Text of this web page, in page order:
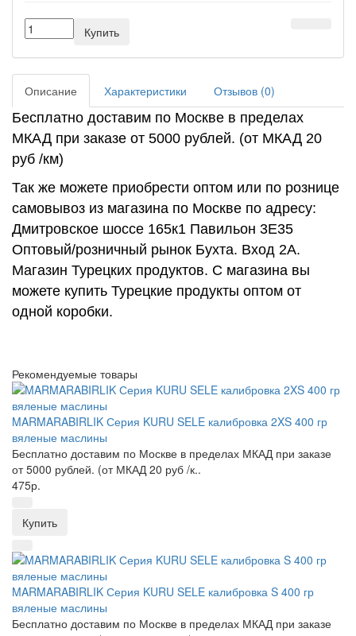
Купить
Описание Характеристики
Отзывов (0)
Бесплатно доставим по Москве в пределах
МКАД при заказе от 5000 рублей. (от МКАД 20
руб /км)
Так же можете приобрести оптом или по рознице
самовывоз из магазина по Москве по адресу:
Дмитровское шоссе 165к1 Павильон 3Е35
Оптовый/розничный рынок Бухта. Вход 2А.
Магазин Турецких продуктов. С магазина вы
можете купить Турецкие продукты оптом от
одной коробки.
Рекомендуемые товары
MARMARABIRLIK Серия KURU SELE калибровка 2XS 400 гр
вяленые маслины
Бесплатно доставим по Москве в пределах МКАД при заказе
от 5000 рублей. (от МКАД 20 руб /к..
475р.
Купить
MARMARABIRLIK Серия KURU SELE калибровка S 400 гр
вяленые маслины
Бесплатно доставим по Москве в пределах МКАД при заказе